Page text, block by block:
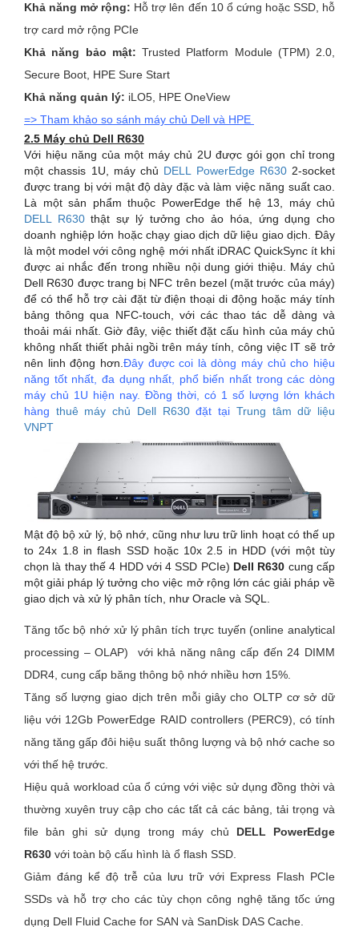
Khả năng mở rộng: Hỗ trợ lên đến 10 ổ cứng hoặc SSD, hỗ
trợ card mở rộng PCIe
Khả năng bảo mật: Trusted Platform Module (TPM) 2.0,
Secure Boot, HPE Sure Start
Khả năng quản lý: iLO5, HPE OneView
=> Tham khảo so sánh máy chủ Dell và HPE
2.5 Máy chủ Dell R630
Với hiệu năng của một máy chủ 2U được gói gọn chỉ trong
một chassis 1U, máy chủ DELL PowerEdge R6302-socket
được trang bị với mật độ dày đặc và làm việc năng suất cao.
Là một sản phẩm thuộc PowerEdge thế hệ 13, máy chủ
DELL R630thật sự lý tưởng cho ảo hóa, ứng dụng cho
doanh nghiệp lớn hoặc chạy giao dịch dữ liệu giao dịch. Đây
là một model với công nghệ mới nhất iDRAC QuickSync ít khi
được ai nhắc đến trong nhiều nội dung giới thiệu. Máy chủ
Dell R630 được trang bị NFC trên bezel (mặt trước của máy)
để có thể hỗ trợ cài đặt từ điện thoại di động hoặc máy tính
bảng thông qua NFC-touch, với các thao tác dễ dàng và
thoải mái nhất. Giờ đây, việc thiết đặt cấu hình của máy chủ
không nhất thiết phải ngồi trên máy tính, công việc IT sẽ trở
nên linh động hơn.Đây được coi là dòng máy chủ cho hiệu
năng tốt nhất, đa dụng nhất, phổ biến nhất trong các dòng
máy chủ 1U hiện nay. Đồng thời, có 1 số lượng lớn khách
hàng thuê máy chủ Dell R630đặt tại Trung tâm dữ liệu
VNPT
Mật độ bộ xử lý, bộ nhớ, cũng như lưu trữ linh hoạt có thế up
to 24x 1.8 in flash SSD hoặc 10x 2.5 in HDD (với một tùy
chọn là thay thế 4 HDD với 4 SSD PCIe) Dell R630 cung cấp
một giải pháp lý tưởng cho việc mở rộng lớn các giải pháp về
giao dịch và xử lý phân tích, như Oracle và SQL.
Tăng tốc bộ nhớ xử lý phân tích trực tuyến (online analytical
processing – OLAP) với khả năng nâng cấp đến 24 DIMM
DDR4, cung cấp băng thông bộ nhớ nhiều hơn 15%.
Tăng số lượng giao dịch trên mỗi giây cho OLTP cơ sở dữ
liệu với 12Gb PowerEdge RAID controllers (PERC9), có tính
năng tăng gấp đôi hiệu suất thông lượng và bộ nhớ cache so
với thế hệ trước.
Hiệu quả workload của ổ cứng với việc sử dụng đồng thời và
thường xuyên truy cập cho các tất cả các bảng, tải trọng và
file bản ghi sử dụng trong máy chủ DELL PowerEdge
R630 với toàn bộ cấu hình là ổ flash SSD.
Giảm đáng kể độ trễ của lưu trữ với Express Flash PCIe
SSDs và hỗ trợ cho các tùy chọn công nghệ tăng tốc ứng
dụng Dell Fluid Cache for SAN và SanDisk DAS Cache.